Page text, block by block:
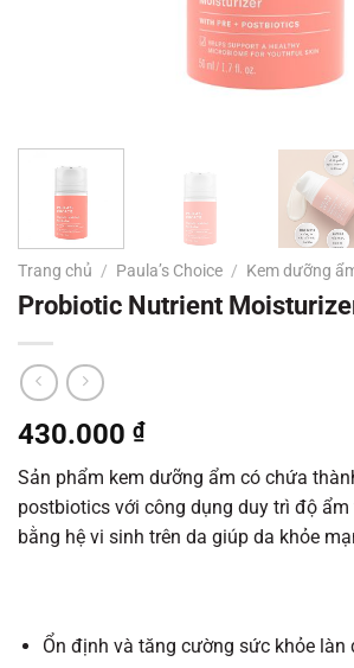
Trang chủ / Paula’s Choice / Kem dưỡng
Probiotic Nutrient
430.000 ₫
Sản phẩm kem dưỡng ẩm có chứa
postbiotics với công dụng duy trì độ ẩm
bằng hệ vi sinh trên da giúp da khỏe
Ổn định và tăng cường sức khỏe làn